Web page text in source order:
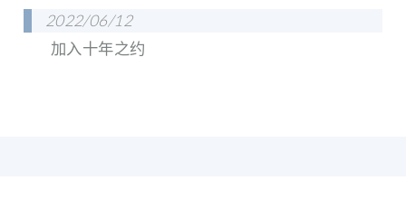
2022/06/12
加入十年之约